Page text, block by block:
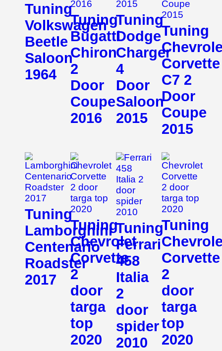
Tuning
Volkswagen
Beetle
Saloon
1964
Tuning
Bugatti
Chiron
2
Door
Coupe
2016
Tuning
Dodge
Charger
4
Door
Saloon
2015
Tuning
Corvette
C7 2
Door
Coupe
2015
Tuning
Lamborghini
Centenario
Roadster
2017
Tuning
Chevrolet
Corvette
2
door
targa
top
2020
Tuning
Ferrari
458
Italia
2
door
spider
2010
Tuning
Corvette
2
door
targa
top
2020